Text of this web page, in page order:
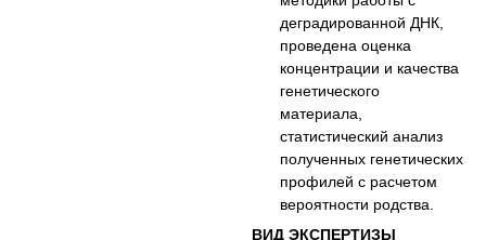
деградированной ДНК,
проведена оценка
концентрации и качества
генетического
материала,
статистический анализ
полученных генетических
профилей с расчетом
вероятности родства.
ВИД ЭКСПЕРТИЗЫ